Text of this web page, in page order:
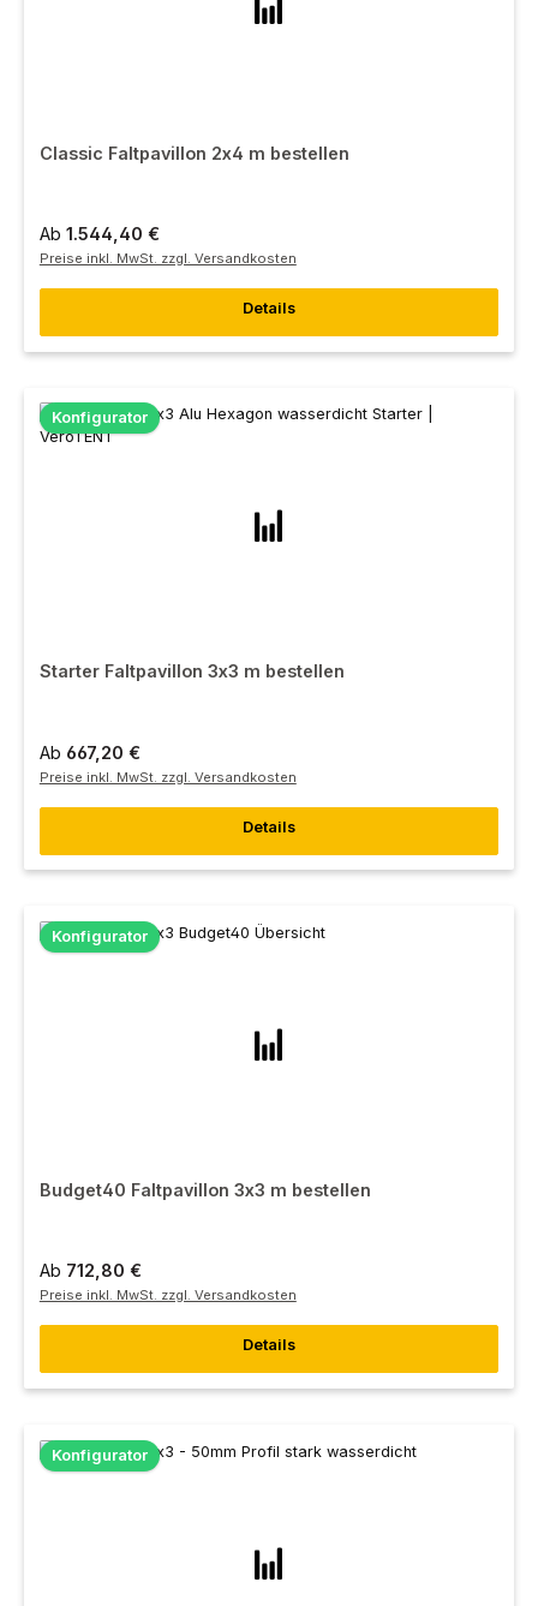
Classic Faltpavillon 2x4 m bestellen
Ab 1.544,40 €
Preise inkl. MwSt. zzgl. Versandkosten
Details
Konfigurator
Starter Faltpavillon 3x3 m bestellen
Ab 667,20 €
Preise inkl. MwSt. zzgl. Versandkosten
Details
Konfigurator
Budget40 Faltpavillon 3x3 m bestellen
Ab 712,80 €
Preise inkl. MwSt. zzgl. Versandkosten
Details
Konfigurator